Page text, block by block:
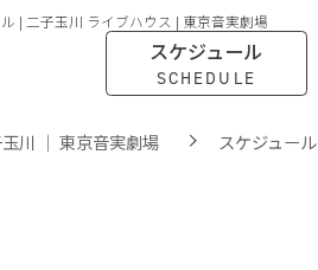
| 二子玉川 ライブハウス | 東京音実劇場
スケジュール
SCHEDULE
川 ｜ 東京音実劇場 スケジュール